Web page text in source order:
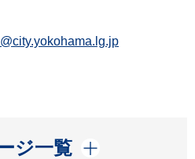
ジ一覧
開く